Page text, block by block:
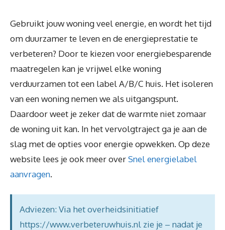
Gebruikt jouw woning veel energie, en wordt het tijd
om duurzamer te leven en de energieprestatie te
verbeteren? Door te kiezen voor energiebesparende
maatregelen kan je vrijwel elke woning
verduurzamen tot een label A/B/C huis. Het isoleren
van een woning nemen we als uitgangspunt.
Daardoor weet je zeker dat de warmte niet zomaar
de woning uit kan. In het vervolgtraject ga je aan de
slag met de opties voor energie opwekken. Op deze
website lees je ook meer overSnel energielabel
aanvragen.
Adviezen: Via het overheidsinitiatief
https://www.verbeteruwhuis.nl zie je – nadat je